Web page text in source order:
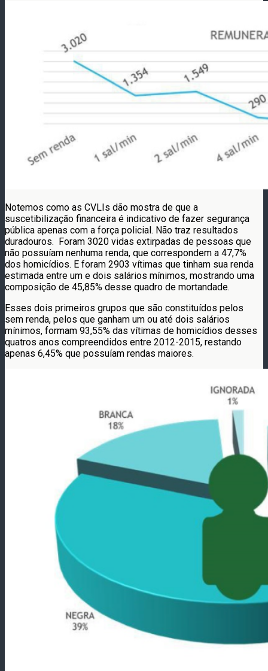
Notemos como as CVLIs dão mostra de que a
suscetibilização financeira é indicativo de fazer segurança
pública apenas com a força policial. Não traz resultados
duradouros. Foram 3020 vidas extirpadas de pessoas que
não possuíam nenhuma renda, que correspondem a 47,7%
dos homicídios. E foram 2903 vítimas que tinham sua renda
estimada entre um e dois salários mínimos, mostrando uma
composição de 45,85% desse quadro de mortandade.
Esses dois primeiros grupos que são constituídos pelos
sem renda, pelos que ganham um ou até dois salários
mínimos, formam 93,55% das vítimas de homicídios desses
quatros anos compreendidos entre 2012-2015, restando
apenas 6,45% que possuíam rendas maiores.